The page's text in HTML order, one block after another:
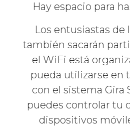
Hay espacio para
Los entusiastas de
también sacarán
el WiFi está
pueda utilizarse en
con el sistema Gira
puedes controlar tu
dispositivos